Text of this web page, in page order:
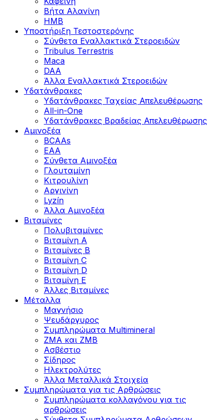
Βήτα Αλανίνη
HMB
Υποστήριξη Τεστοστερόνης
Σύνθετα Εναλλακτικά Στεροειδών
Tribulus Terrestris
Maca
DAA
Άλλα Εναλλακτικά Στεροειδών
Υδατάνθρακες
Υδατάνθρακες Ταχείας Απελευθέρωσης
All-in-One
Υδατάνθρακες Βραδείας Απελευθέρωσης
Αμινοξέα
BCAAs
EAA
Σύνθετα Αμινοξέα
Γλουταμίνη
Κιτρουλίνη
Αργινίνη
Lyzín
Άλλα Αμινοξέα
Βιταμίνες
Πολυβιταμίνες
Βιταμίνη Α
Βιταμίνες Β
Βιταμίνη C
Βιταμίνη D
Βιταμίνη Ε
Άλλες Βιταμίνες
Μέταλλα
Μαγνήσιο
Ψευδάργυρος
Συμπληρώματα Multimineral
ZMA και ZMB
Ασβέστιο
Σίδηρος
Ηλεκτρολύτες
Άλλα Mεταλλικά Στοιχεία
Συμπληρώματα για τις Αρθρώσεις
Συμπληρώματα κολλαγόνου για τις
αρθρώσεις